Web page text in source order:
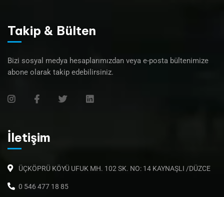
Takip & Bülten
Bizi sosyal medya hesaplarımızdan veya e-posta bültenimize
abone olarak takip edebilirsiniz.
İletişim
ÜÇKÖPRÜ KÖYÜ UFUK MH. 102 SK. NO: 14 KAYNAŞLI /DÜZCE
0 546 477 18 85